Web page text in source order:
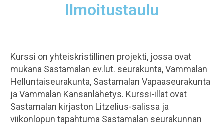
Ilmoitustaulu
Kurssi on yhteiskristillinen projekti, jossa ovat
mukana Sastamalan ev.lut. seurakunta, Vammalan
Helluntaiseurakunta, Sastamalan Vapaaseurakunta
ja Vammalan Kansanlähetys. Kurssi-illat ovat
Sastamalan kirjaston Litzelius-salissa ja
viikonlopun tapahtuma Sastamalan seurakunnan